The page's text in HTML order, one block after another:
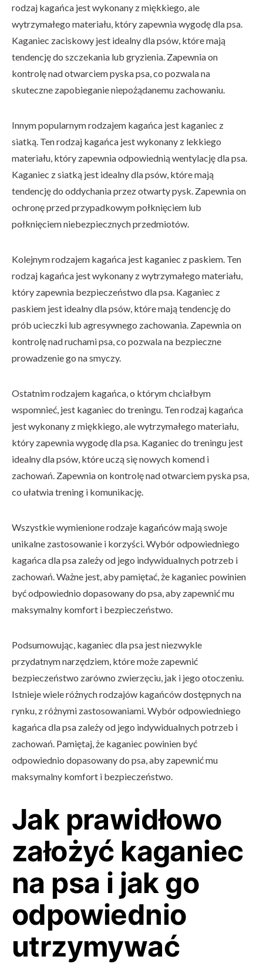
rodzaj kagańca jest wykonany z miękkiego, ale
wytrzymałego materiału, który zapewnia wygodę dla psa.
Kaganiec zaciskowy jest idealny dla psów, które mają
tendencję do szczekania lub gryzienia. Zapewnia on
kontrolę nad otwarciem pyska psa, co pozwala na
skuteczne zapobieganie niepożądanemu zachowaniu.
Innym popularnym rodzajem kagańca jest kaganiec z
siatką. Ten rodzaj kagańca jest wykonany z lekkiego
materiału, który zapewnia odpowiednią wentylację dla psa.
Kaganiec z siatką jest idealny dla psów, które mają
tendencję do oddychania przez otwarty pysk. Zapewnia on
ochronę przed przypadkowym połknięciem lub
połknięciem niebezpiecznych przedmiotów.
Kolejnym rodzajem kagańca jest kaganiec z paskiem. Ten
rodzaj kagańca jest wykonany z wytrzymałego materiału,
który zapewnia bezpieczeństwo dla psa. Kaganiec z
paskiem jest idealny dla psów, które mają tendencję do
prób ucieczki lub agresywnego zachowania. Zapewnia on
kontrolę nad ruchami psa, co pozwala na bezpieczne
prowadzenie go na smyczy.
Ostatnim rodzajem kagańca, o którym chciałbym
wspomnieć, jest kaganiec do treningu. Ten rodzaj kagańca
jest wykonany z miękkiego, ale wytrzymałego materiału,
który zapewnia wygodę dla psa. Kaganiec do treningu jest
idealny dla psów, które uczą się nowych komend i
zachowań. Zapewnia on kontrolę nad otwarciem pyska psa,
co ułatwia trening i komunikację.
Wszystkie wymienione rodzaje kagańców mają swoje
unikalne zastosowanie i korzyści. Wybór odpowiedniego
kagańca dla psa zależy od jego indywidualnych potrzeb i
zachowań. Ważne jest, aby pamiętać, że kaganiec powinien
być odpowiednio dopasowany do psa, aby zapewnić mu
maksymalny komfort i bezpieczeństwo.
Podsumowując, kaganiec dla psa jest niezwykle
przydatnym narzędziem, które może zapewnić
bezpieczeństwo zarówno zwierzęciu, jak i jego otoczeniu.
Istnieje wiele różnych rodzajów kagańców dostępnych na
rynku, z różnymi zastosowaniami. Wybór odpowiedniego
kagańca dla psa zależy od jego indywidualnych potrzeb i
zachowań. Pamiętaj, że kaganiec powinien być
odpowiednio dopasowany do psa, aby zapewnić mu
maksymalny komfort i bezpieczeństwo.
Jak prawidłowo
założyć kaganiec
na psa i jak go
odpowiednio
utrzymywać